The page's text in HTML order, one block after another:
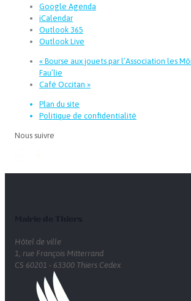
Google Agenda
iCalendar
Outlook 365
Outlook Live
« Bourse aux jouets par l’Association les
Fau’lie
Café Occitan »
Plan du site
Politique de confidentialité
Nous suivre
Hôtel de ville
1, rue François Mitterrand
CS 60201 - 63300 Thiers Cedex